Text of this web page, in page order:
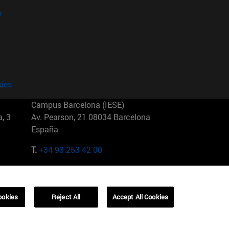
3
Campus Barcelona (IESE)
Av. Pearson, 21 08034 Barcelona
España
T.+34 93 253 42 00
01321001 Bela Vista Brasil
Reject All Accept All Cookies